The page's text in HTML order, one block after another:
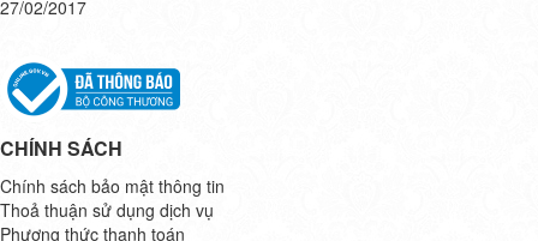
27/02/2017
CHÍNH SÁCH
Chính sách bảo mật thông tin
Thoả thuận sử dụng dịch vụ
Phương thức thanh toán